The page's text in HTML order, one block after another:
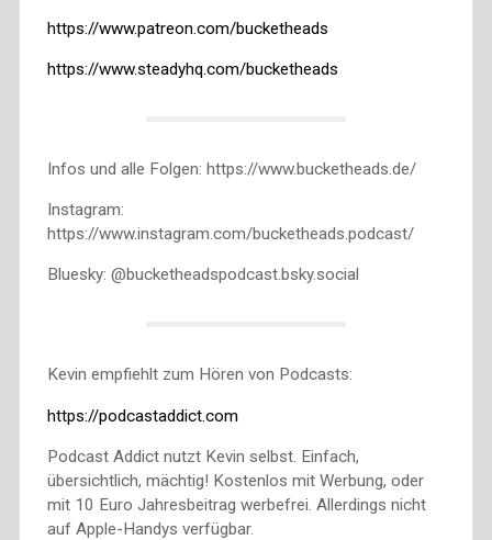
https://www.patreon.com/bucketheads
https://www.steadyhq.com/bucketheads
Infos und alle Folgen: https://www.bucketheads.de/
Instagram:
https://www.instagram.com/bucketheads.podcast/
Bluesky: @bucketheadspodcast.bsky.social
Kevin empfiehlt zum Hören von Podcasts:
https://podcastaddict.com
Podcast Addict nutzt Kevin selbst. Einfach,
übersichtlich, mächtig! Kostenlos mit Werbung, oder
mit 10 Euro Jahresbeitrag werbefrei. Allerdings nicht
auf Apple-Handys verfügbar.